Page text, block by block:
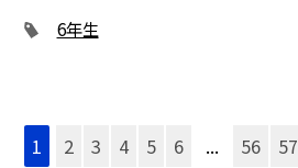
6年生
1 2 3 4 5 6 ... 56 57